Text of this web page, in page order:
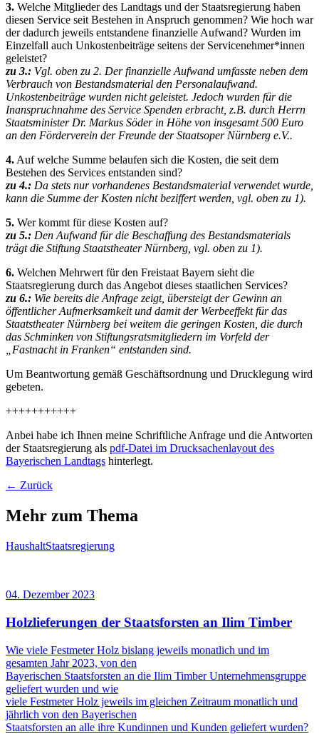
3. Welche Mitglieder des Landtags und der Staatsregierung haben
diesen Service seit Bestehen in Anspruch genommen? Wie hoch war
der dadurch jeweils entstandene finanzielle Aufwand? Wurden im
Einzelfall auch Unkostenbeiträge seitens der Servicenehmer*innen
geleistet?
zu 3.: Vgl. oben zu 2. Der finanzielle Aufwand umfasste neben dem
Verbrauch von Bestandsmaterial den Personalaufwand.
Unkostenbeiträge wurden nicht geleistet. Jedoch wurden für die
Inanspruchnahme des Service Spenden erbracht, z.B. durch Herrn
Staatsminister Dr. Markus Söder in Höhe von insgesamt 500 Euro
an den Förderverein der Freunde der Staatsoper Nürnberg e.V..
4.Auf welche Summe belaufen sich die Kosten, die seit dem
Bestehen des Services entstanden sind?
zu 4.: Da stets nur vorhandenes Bestandsmaterial verwendet wurde,
kann die Summe der Kosten nicht beziffert werden, vgl. oben zu 1).
5. Wer kommt für diese Kosten auf?
zu 5.: Den Aufwand für die Beschaffung des Bestandsmaterials
trägt die Stiftung Staatstheater Nürnberg, vgl. oben zu 1).
6. Welchen Mehrwert für den Freistaat Bayern sieht die
Staatsregierung durch das Angebot dieses staatlichen Services?
zu 6.: Wie bereits die Anfrage zeigt, übersteigt der Gewinn an
öffentlicher Aufmerksamkeit und damit der Werbeeffekt für das
Staatstheater Nürnberg bei weitem die geringen Kosten, die durch
das Schminken von Stiftungsratsmitgliedern im Vorfeld der
„Fastnacht in Franken“ entstanden sind.
Um Beantwortung gemäß Geschäftsordnung und Drucklegung wird
gebeten.
+++++++++++
Anbei habe ich Ihnen meine Schriftliche Anfrage und die Antworten
der Staatsregierung als pdf-Datei im Drucksachenlayout des
Bayerischen Landtags hinterlegt.
← Zurück
Mehr zum Thema
HaushaltStaatsregierung
04. Dezember 2023
Holzlieferungen der Staatsforsten an Ilim Timber
Wie viele Festmeter Holz bislang jeweils monatlich und im
gesamten Jahr 2023, von den
Bayerischen Staatsforsten an die Ilim Timber Unternehmensgruppe
geliefert wurden und wie
viele Festmeter Holz jeweils im gleichen Zeitraum monatlich und
jährlich von den Bayerischen
Staatsforsten an alle ihre Kundinnen und Kunden geliefert wurden?